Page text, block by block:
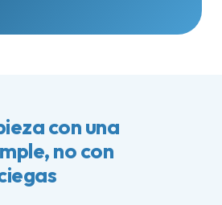
con una
no con